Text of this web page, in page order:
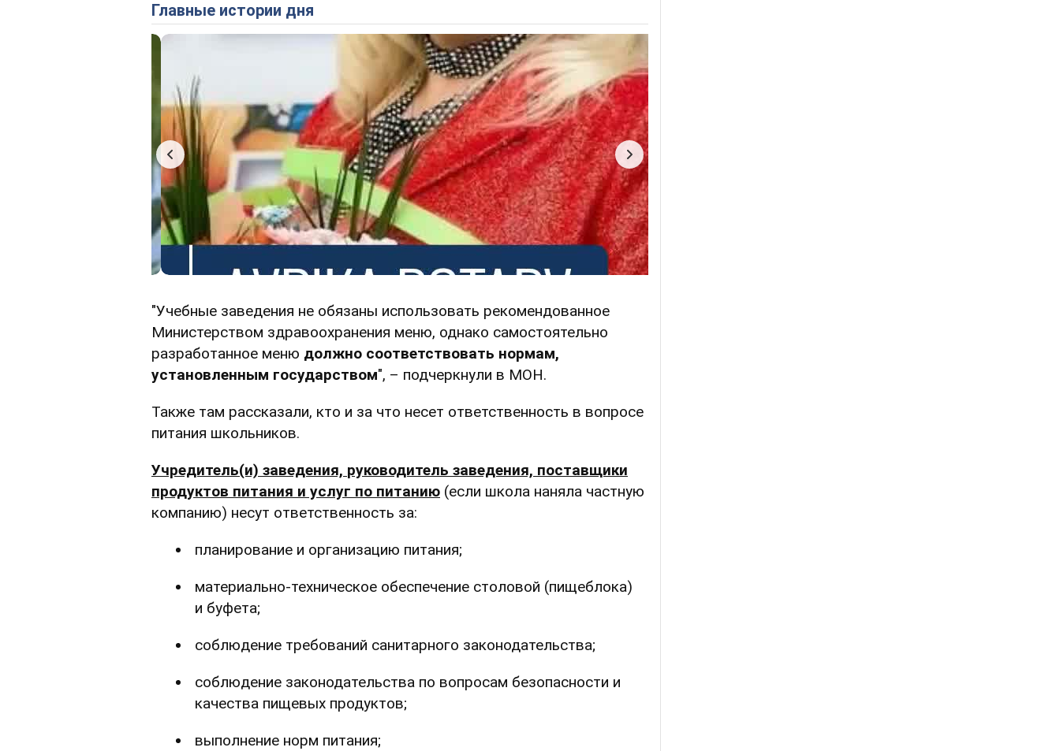
Главные истории дня
"Учебные заведения не обязаны использовать рекомендованное
Министерством здравоохранения меню, однако самостоятельно
разработанное меню должно соответствовать нормам,
установленным государством", – подчеркнули в МОН.
Также там рассказали, кто и за что несет ответственность в вопросе
питания школьников.
Учредитель(и) заведения, руководитель заведения, поставщики
продуктов питания и услуг по питанию (если школа наняла частную
компанию) несут ответственность за:
планирование и организацию питания;
материально-техническое обеспечение столовой (пищеблока)
и буфета;
соблюдение требований санитарного законодательства;
соблюдение законодательства по вопросам безопасности и
качества пищевых продуктов;
выполнение норм питания;